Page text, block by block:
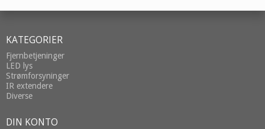
KATEGORIER
Fjernbetjeninger
LED lys
Strømforsyninger
IR extendere
Diverse
DIN KONTO